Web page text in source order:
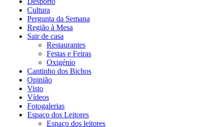
Cultura
Pergunta da Semana
Região à Mesa
Sair de casa
Restaurantes
Festas e Feiras
Oxigénio
Cantinho dos Bichos
Opinião
Visto
Vídeos
Fotogalerias
Espaço dos Leitores
Espaço dos leitores